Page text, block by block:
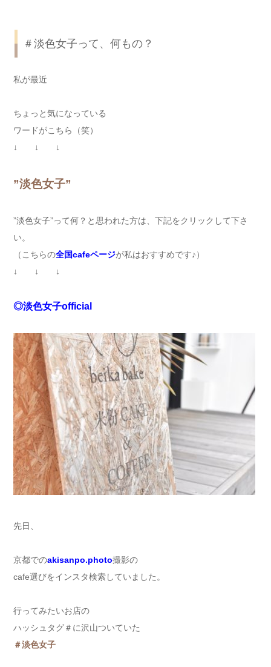
＃淡色女子って、何もの？
私が最近
ちょっと気になっている
ワードがこちら（笑）
↓ ↓ ↓
”淡色女子”
”淡色女子”って何？と思われた方は、下記をクリックして下さ
い。
（こちらの全国cafeページが私はおすすめです♪）
↓ ↓ ↓
◎淡色女子official
先日、
京都でのakisanpo.photo撮影の
cafe選びをインスタ検索していました。
行ってみたいお店の
ハッシュタグ＃に沢山ついていた
＃淡色女子